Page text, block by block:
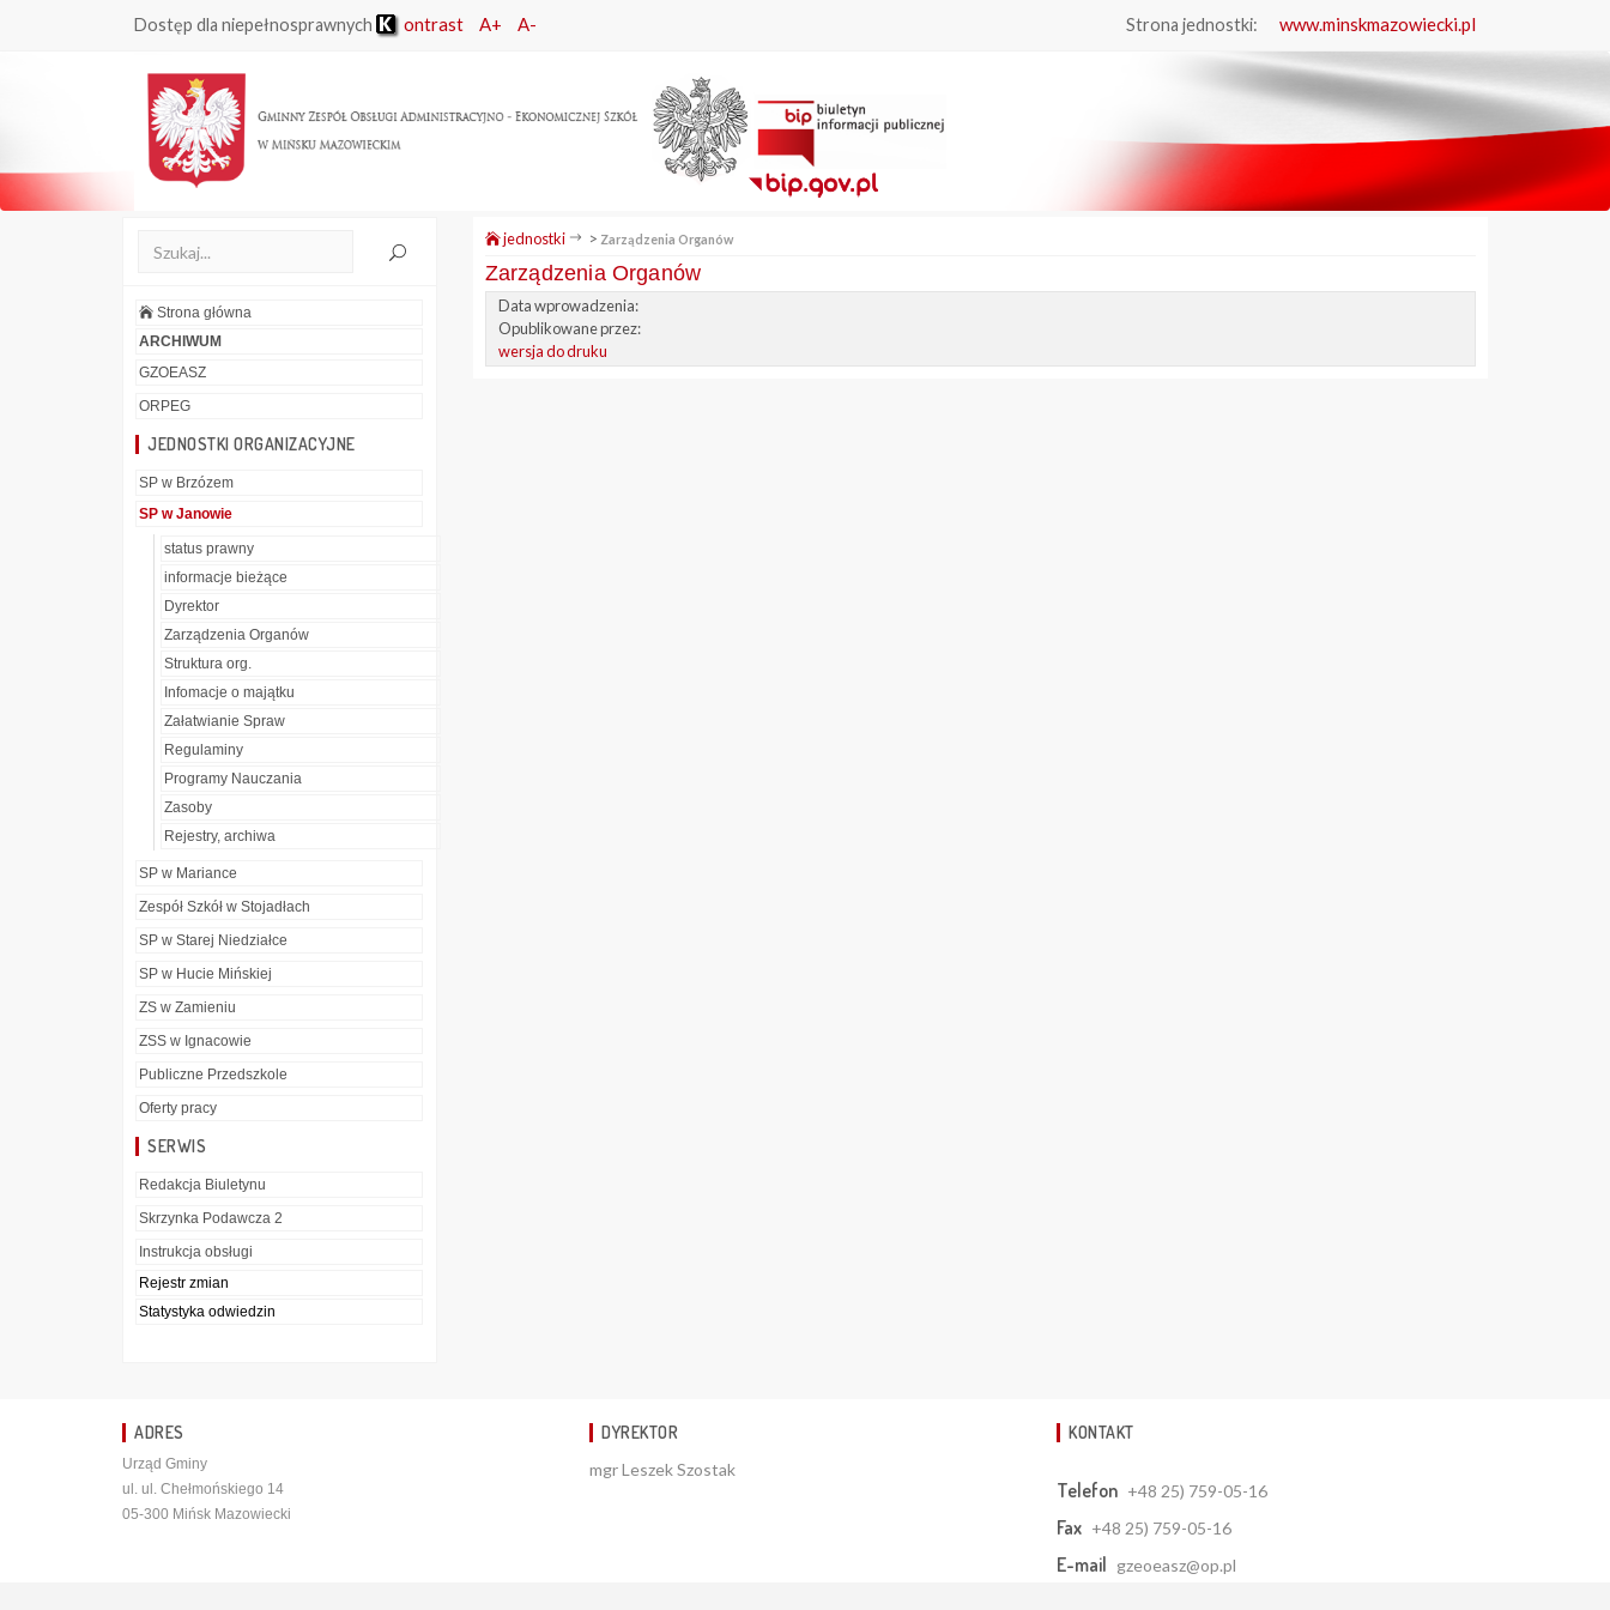
Dostęp dla niepełnosprawnych ontrast A+ A- Strona jednostki: www.minskmazowiecki.pl
Strona główna
ARCHIWUM
GZOEASZ
ORPEG
JEDNOSTKI ORGANIZACYJNE
SP w Brzózem
SP w Janowie
status prawny
informacje bieżące
Dyrektor
Zarządzenia Organów
Struktura org.
Infomacje o majątku
Załatwianie Spraw
Regulaminy
Programy Nauczania
Zasoby
Rejestry, archiwa
SP w Mariance
Zespół Szkół w Stojadłach
SP w Starej Niedziałce
SP w Hucie Mińskiej
ZS w Zamieniu
ZSS w Ignacowie
Publiczne Przedszkole
Oferty pracy
SERWIS
Redakcja Biuletynu
Skrzynka Podawcza 2
Instrukcja obsługi
Rejestr zmian
Statystyka odwiedzin
jednostki > Zarządzenia Organów
Zarządzenia Organów
Data wprowadzenia:
Opublikowane przez:
wersja do druku
ADRES
Urząd Gminy
ul. ul. Chełmońskiego 14
05-300 Mińsk Mazowiecki
DYREKTOR
mgr Leszek Szostak
KONTAKT
Telefon +48 25) 759-05-16
Fax +48 25) 759-05-16
E-mail gzeoeasz@op.pl